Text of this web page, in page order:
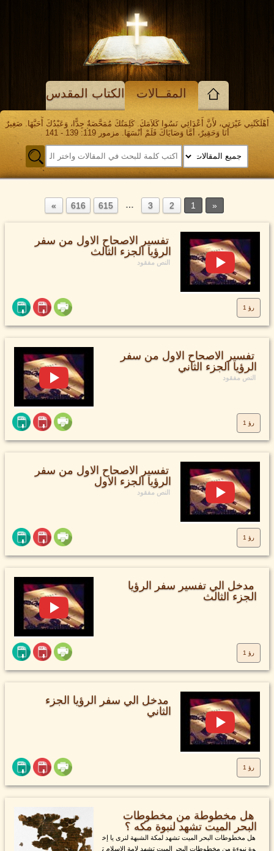
المقــالات الكتاب المقدس
أَهْلَكَتْنِي غَيْرَتِي، لأَنَّ أَعْدَائِي نَسُوا كَلاَمَكَ. كَلِمَتُكَ مُمَحَّصَةٌ جِدًّا، وَعَبْدُكَ أَحَبَّهَا. صَغِيرٌ
أَنَا وَحَقِيرٌ، أَمَّا وَصَايَاكَ فَلَمْ أَنْسَهَا. مزمور 119: 139 - 141
1
2
3
…
615
616
تفسير الاصحاح الاول من سفر
الرؤيا الجزء الثالث
النص مفقود
رؤ 1
تفسير الاصحاح الاول من سفر
الرؤيا الجزء الثاني
النص مفقود
رؤ 1
تفسير الاصحاح الاول من سفر
الرؤيا الجزء الاول
النص مفقود
رؤ 1
مدخل الي تفسير سفر الرؤيا
الجزء الثالث
رؤ 1
مدخل الي سفر الرؤيا الجزء
الثاني
رؤ 1
هل مخطوطة من مخطوطات
البحر الميت تشهد لنبوة مكه ؟
هل مخطوطات البحر الميت تشهد لمكة الشبهة لنرى يا إخ
وة نبوءة من مخطوطات البحر الميت تشهد لامة الاسلام ت